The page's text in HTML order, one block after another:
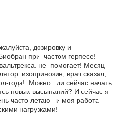
дозировку и
при частом герпесе!
не помогает! Месяц
врач сказал,
года! Можно ли сейчас начать
новых высыпаний? И сейчас я
часто летаю и моя работа
нагрузками!